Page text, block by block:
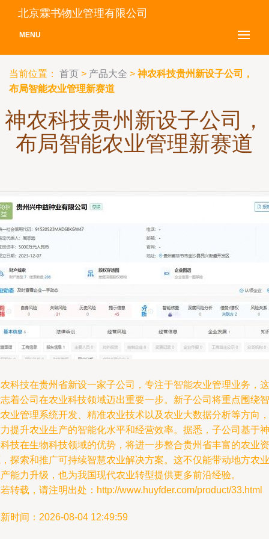
北京霖书物业管理有限公司
MENU
当前位置： 首页 > 产品大全 > 神农科技贵州新设子公司，
布局智能农业管理新赛道
神农科技贵州新设子公司，
布局智能农业管理新赛道
科技在贵州省新设一家子公司，专注于智能农业管理业务，这
着公司在农业科技领域迈出重要一步。新子公司将重点围绕智
业管理系统开发、精准农业技术以及农业大数据分析等方向，
提升农业生产的智能化水平和经营效率。据悉，子公司基于神
技在生物科技领域的优势，将进一步整合贵州省丰富的农业资
探索和推广可持续智慧农业解决方案。这不仅能带动地方农业
能力升级，也为我国现代农业转型提供更多前沿经验。
转载，请注明出处：http://www.huyfder.com/product/33.html
时间：2026-08-04 12:49:59